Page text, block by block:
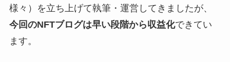
様々）を立ち上げて執筆・運営してきましたが、
今回のNFTブログは早い段階から収益化できてい
ます。